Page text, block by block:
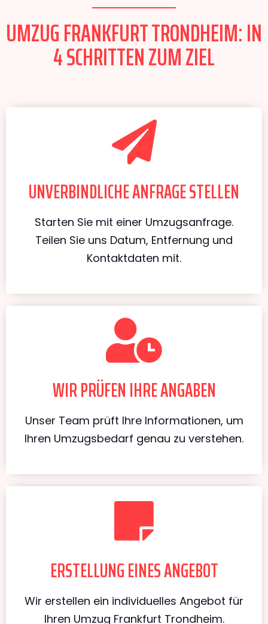
UMZUG FRANKFURT TRONDHEIM: IN
4 SCHRITTEN ZUM ZIEL
UNVERBINDLICHE ANFRAGE STELLEN
Starten Sie mit einer Umzugsanfrage.
Teilen Sie uns Datum, Entfernung und
Kontaktdaten mit.
WIR PRÜFEN IHRE ANGABEN
Unser Team prüft Ihre Informationen, um
Ihren Umzugsbedarf genau zu verstehen.
ERSTELLUNG EINES ANGEBOT
Wir erstellen ein individuelles Angebot für
Ihren Umzug Frankfurt Trondheim.